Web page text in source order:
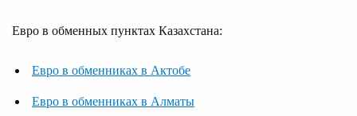
Евро в обменных пунктах Казахстана:
Евро в обменниках в Актобе
Евро в обменниках в Алматы